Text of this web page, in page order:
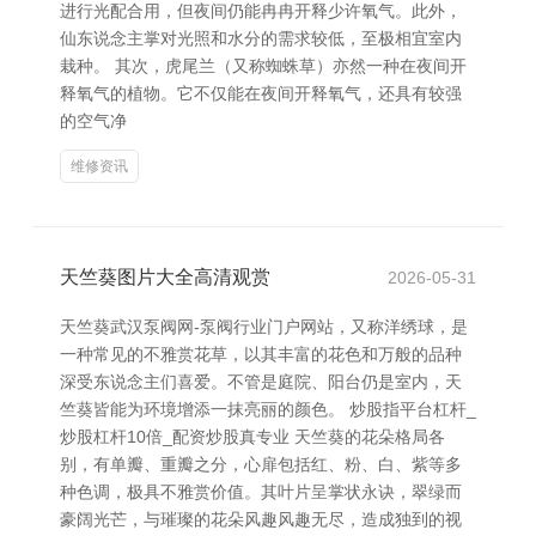
进行光配合用，但夜间仍能冉冉开释少许氧气。此外，
仙东说念主掌对光照和水分的需求较低，至极相宜室内
栽种。 其次，虎尾兰（又称蜘蛛草）亦然一种在夜间开
释氧气的植物。它不仅能在夜间开释氧气，还具有较强
的空气净
维修资讯
天竺葵图片大全高清观赏 2026-05-31
天竺葵武汉泵阀网-泵阀行业门户网站，又称洋绣球，是
一种常见的不雅赏花草，以其丰富的花色和万般的品种
深受东说念主们喜爱。不管是庭院、阳台仍是室内，天
竺葵皆能为环境增添一抹亮丽的颜色。 炒股指平台杠杆_
炒股杠杆10倍_配资炒股真专业 天竺葵的花朵格局各
别，有单瓣、重瓣之分，心扉包括红、粉、白、紫等多
种色调，极具不雅赏价值。其叶片呈掌状永诀，翠绿而
豪阔光芒，与璀璨的花朵风趣风趣无尽，造成独到的视